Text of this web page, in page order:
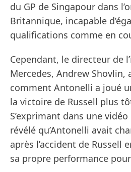
du GP de Singapour dans
Britannique, incapable
qualifications comme en
Cependant, le directeur de
Mercedes, Andrew Shovlin,
comment Antonelli a joué
la victoire de Russell plus
S’exprimant dans une
révélé qu’Antonelli avait
après l’accident de Russell
sa propre performance